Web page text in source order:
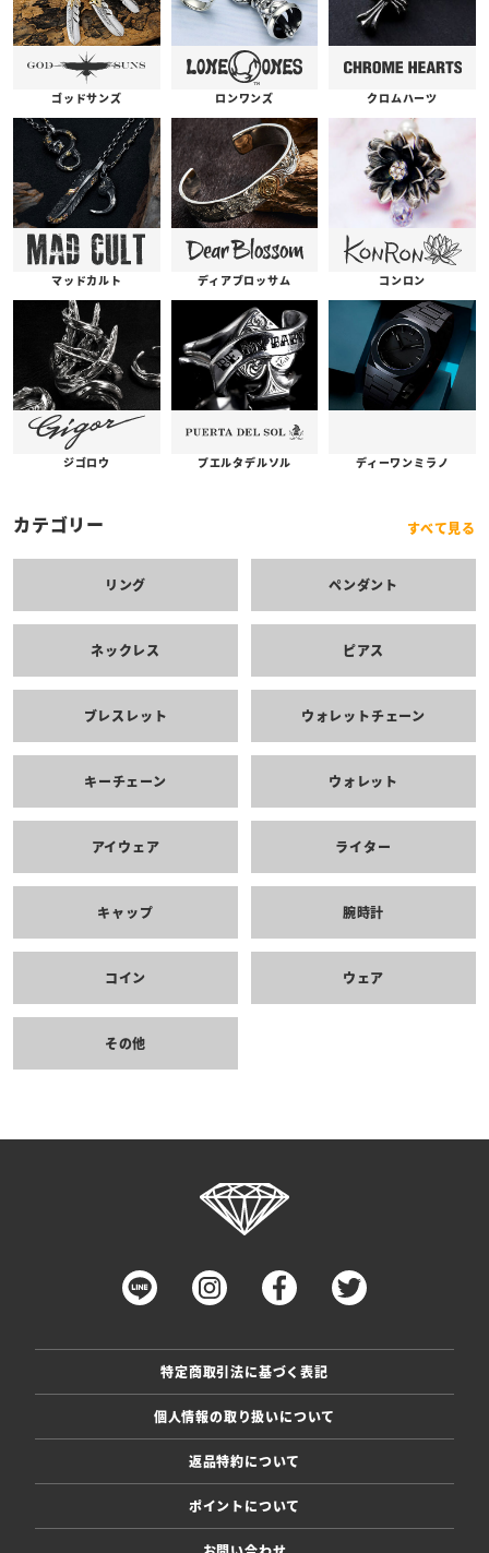
ゴッドサンズ ロンワンズ クロムハーツ
マッドカルト ディアブロッサム コンロン
ジゴロウ プエルタデルソル ディーワンミラノ
カテゴリー すべて見る
リング ペンダント
ネックレス ピアス
ブレスレット ウォレットチェーン
キーチェーン ウォレット
アイウェア ライター
キャップ 腕時計
コイン ウェア
その他
特定商取引法に基づく表記
個人情報の取り扱いについて
返品特約について
ポイントについて